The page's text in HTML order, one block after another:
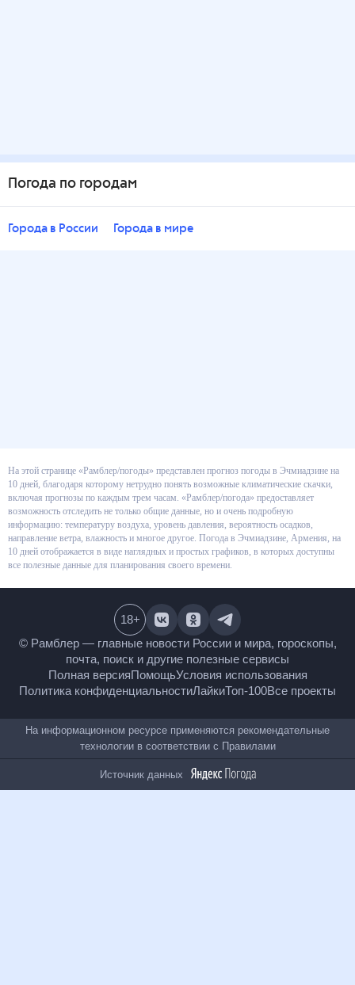
Погода по городам
Города в России Города в мире
На этой странице «Рамблер/погоды» представлен прогноз погоды в
Эчмиадзине на 10 дней, благодаря которому нетрудно понять
возможные климатические скачки, включая прогнозы по каждым трем
часам. «Рамблер/погода» предоставляет возможность отследить не
только общие данные, но и очень подробную информацию: температуру
воздуха, уровень давления, вероятность осадков, направление ветра,
влажность и многое другое. Погода в Эчмиадзине, Армения, на 10 дней
отображается в виде наглядных и простых графиков, в которых доступны
© Рамблер — главные новости России и мира,
гороскопы, почта, поиск и другие полезные сервисы
Полная версияПомощьУсловия использования
Все проекты
18+
На информационном ресурсе применяются
рекомендательные технологии в соответствии с